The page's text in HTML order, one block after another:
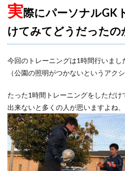
実際にパーソナルGK
けてみてどうだったの
今回のトレーニングは1時間行いまし
（公園の照明がつかないというアク
たった1時間トレーニングをしただ
出来ないと多くの人が思いますよね、